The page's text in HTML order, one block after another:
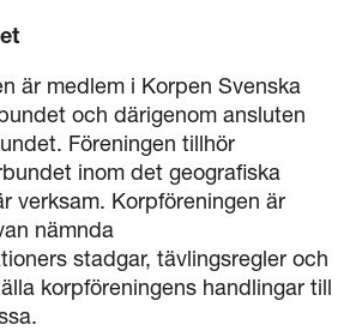
är medlem i Korpen Svenska
och därigenom ansluten
Föreningen tillhör
inom det geografiska
verksam. Korpföreningen är
nämnda
stadgar, tävlingsregler och
korpföreningens handlingar till